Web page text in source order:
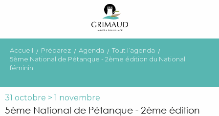
principal
Accueil Préparez Agenda
Tout l’agenda
5ème National de Pétanque - 2ème édition du National
féminin
31 octobre > 1 novembre
5ème National de Pétanque - 2ème édition